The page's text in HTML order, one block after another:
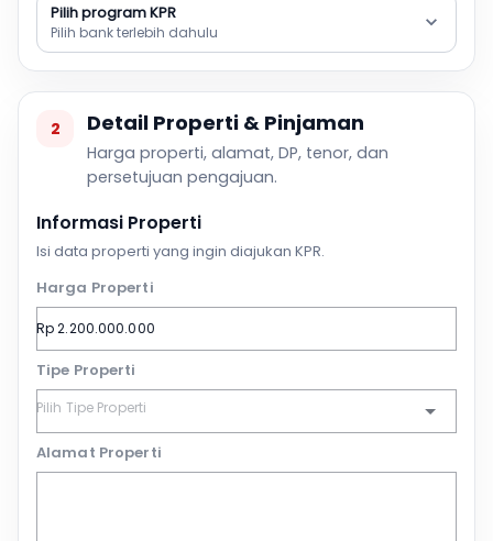
Pilih program KPR
Pilih bank terlebih dahulu
2 Detail Properti & Pinjaman
Harga properti, alamat, DP, tenor, dan
persetujuan pengajuan.
Informasi Properti
Isi data properti yang ingin diajukan KPR.
Harga Properti
Tipe Properti
Alamat Properti